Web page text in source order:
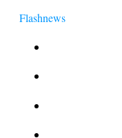
Flashnews